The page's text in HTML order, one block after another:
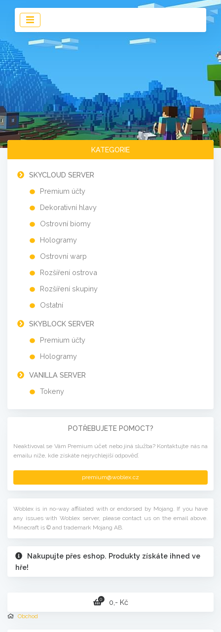
KATEGORIE
SKYCLOUD SERVER
Premium účty
Dekorativní hlavy
Ostrovní biomy
Hologramy
Ostrovní warp
Rozšíření ostrova
Rozšíření skupiny
Ostatní
SKYBLOCK SERVER
Premium účty
Hologramy
VANILLA SERVER
Tokeny
POTŘEBUJETE POMOCT?
Neaktivoval se Vám Premium účet nebo jiná služba? Kontaktujte nás na
emailu níže, kde získáte nejrychlejíší odpověď.
premium@woblex.cz
Woblex is in no-way affiliated with or endorsed by Mojang. If you have
any issues with Woblex server, please contact us on the email above.
Minecraft is © and trademark Mojang AB.
Nakupujte přes eshop. Produkty získáte ihned ve
hře!
0 0,- Kč
Obchod